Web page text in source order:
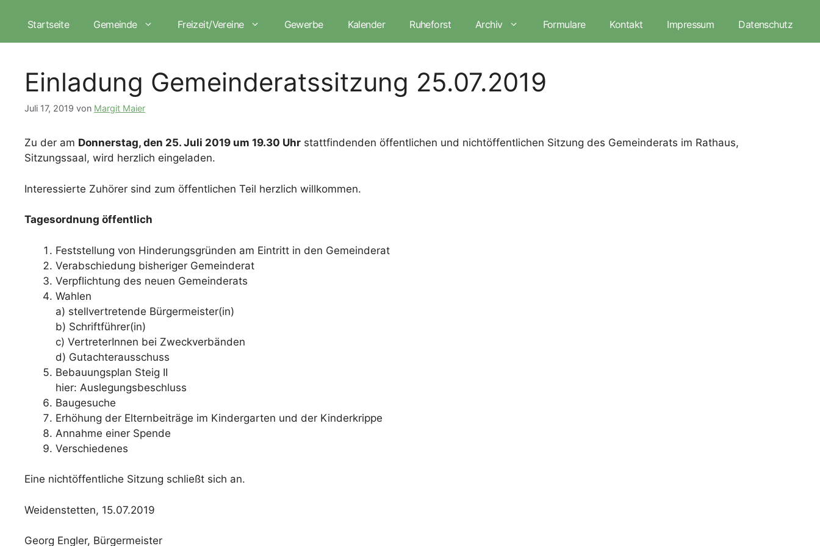
Startseite Gemeinde Freizeit/Vereine Gewerbe Kalender Ruheforst Archiv Formulare Kontakt Impressum Datenschutz
Einladung Gemeinderatssitzung 25.07.2019
Juli 17, 2019 von Margit Maier
Zu der am Donnerstag, den 25. Juli 2019 um 19.30 Uhr stattfindenden öffentlichen und nichtöffentlichen Sitzung des Gemeinderats im Rathaus,
Sitzungssaal, wird herzlich eingeladen.
Interessierte Zuhörer sind zum öffentlichen Teil herzlich willkommen.
Tagesordnung öffentlich
Feststellung von Hinderungsgründen am Eintritt in den Gemeinderat
Verabschiedung bisheriger Gemeinderat
Verpflichtung des neuen Gemeinderats
Wahlen
a) stellvertretende Bürgermeister(in)
b) Schriftführer(in)
c) VertreterInnen bei Zweckverbänden
d) Gutachterausschuss
Bebauungsplan Steig II
hier: Auslegungsbeschluss
Baugesuche
Erhöhung der Elternbeiträge im Kindergarten und der Kinderkrippe
Annahme einer Spende
Verschiedenes
Eine nichtöffentliche Sitzung schließt sich an.
Weidenstetten, 15.07.2019
Georg Engler, Bürgermeister